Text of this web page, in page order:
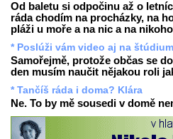
Od baletu si odpočinu až o
ráda chodím na procházky, na
pláži u moře a na nic a na
* Poslúži vám video aj na
Samořejmě, protože občas se
den musím naučit nějakou roli
* Tančíš ráda i doma? Klára
Ne. To by mě sousedi v domě